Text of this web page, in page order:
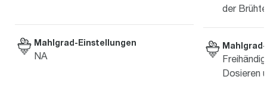
Mahlgrad-Einstellungen
NA
der
Dosieren